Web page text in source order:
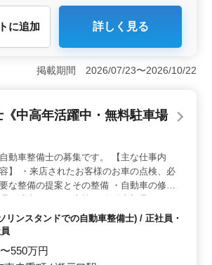
ト
能・有資格者条件面優遇・残業少なめ
瀬戸市役所前でマイカー通勤可能で
務において、クライアント対応や申告
ご自身のスキルに合わせた業務が展開
験5年以上の方が適しています。残業は
応じた仕事が期待することができま
給与体系と働きやすい勤務条件＞
万円で通勤手当も支給しています。賞
ます。週休2日制で、土曜日は繁忙期に
平均5時間の残業で、ワークライフバラ
ます。
に追加 詳しく見る
掲載期間 2026/07/23〜2026/10/22
《中高年活躍中・無料駐車場
自動車整備士の募集です。 【主な仕事内
容】 ・来店されたお客様のお車の点検、必
要な整備の提案とその整備 ・自動車の修
動車用品の販売等 メカニック経験の豊富
方歓迎です。
リンスタンドでの自動車整備士) / 正社員・
550万円